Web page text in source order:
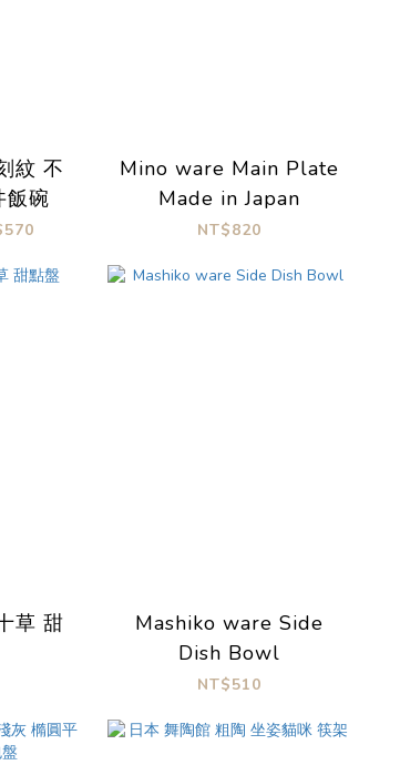
紋 不
飯碗
Mino ware Main Plate
Made in Japan
NT$820
草 甜
Mashiko ware Side
Dish Bowl
NT$510